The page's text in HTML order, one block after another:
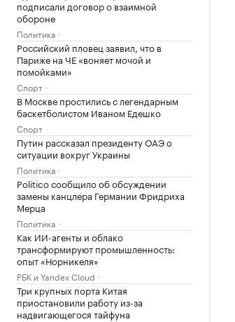
подписали договор о взаимной
обороне
Политика
Российский пловец заявил, что в
Париже на ЧЕ «воняет мочой и
помойками»
Спорт
В Москве простились с легендарным
баскетболистом Иваном Едешко
Спорт
Путин рассказал президенту ОАЭ о
ситуации вокруг Украины
Политика
Politico сообщило об обсуждении
замены канцлера Германии Фридриха
Мерца
Политика
Как ИИ-агенты и облако
трансформируют промышленность:
опыт «Норникеля»
РБК и Yandex Cloud
Три крупных порта Китая
приостановили работу из-за
надвигающегося тайфуна